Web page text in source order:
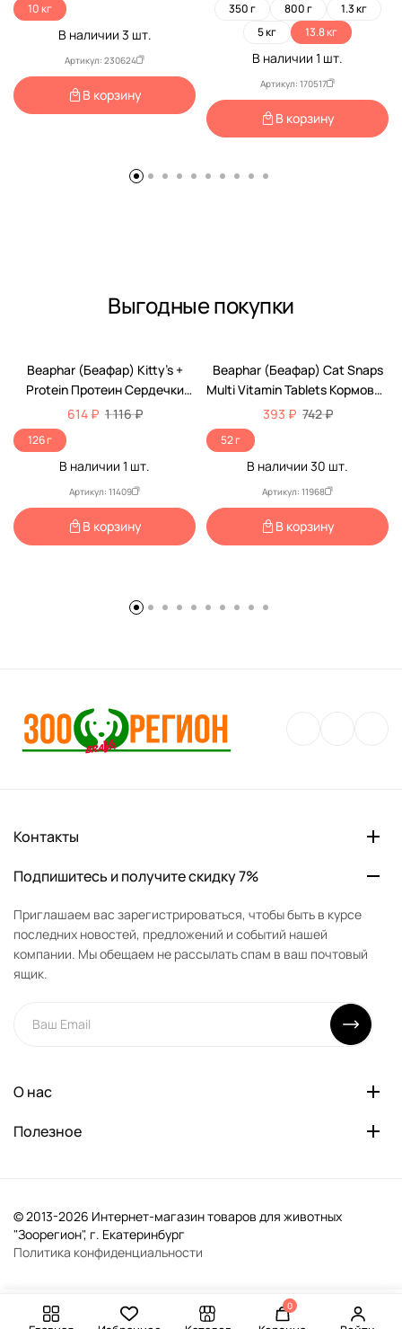
- + В корзину
Жизни Индейка 10кг Н
10 кг
В наличии 3 шт.
Артикул: 230624
В корзину
350 г 800 г
1.3 кг
5 кг
13.8 кг
В наличии 1 шт.
Артикул: 170517
В корзину
Выгодные покупки
-45%
Beaphar (Беафар) Kitty’s +
Protein Протеин Сердечки
Кормовая Добавка Для Кошек
614 ₽ 1 116 ₽
126 г
В наличии 1 шт.
Артикул: 11409
В корзину
-47%
Beaphar (Беафар) Cat Snaps
Multi Vitamin Tablets Кормовая
Добавка Для Кошек 75шт
393 ₽ 742 ₽
52 г
В наличии 30 шт.
Артикул: 11968
В корзину
Контакты
Подпишитесь и получите скидку 7%
Приглашаем вас зарегистрироваться, чтобы быть в курсе
последних новостей, предложений и событий нашей
компании. Мы обещаем не рассылать спам в ваш почтовый
ящик.
О нас
Полезное
© 2013-2026 Интернет-магазин товаров для животных
"Зоорегион", г. Екатеринбург
Политика конфиденциальности
0